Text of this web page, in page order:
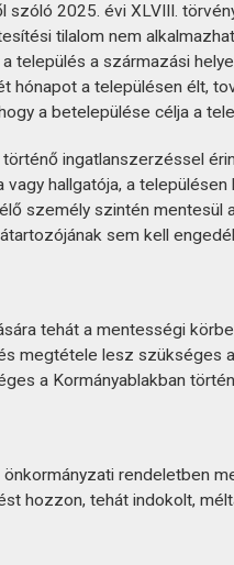
szóló 2025. évi XLVIII.
tilalom nem
település a származási
hónapot a településen élt,
a betelepülése célja a
ingatlanszerzéssel
hallgatója, a
személy szintén
sem kell
tehát a mentességi
megtétele lesz szükséges
a Kormányablakban
önkormányzati rendeletben
hozzon, tehát indokolt,